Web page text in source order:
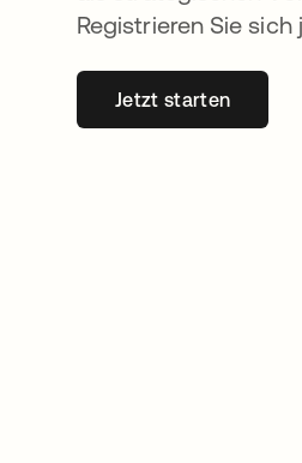
Registrieren Sie sich
Jetzt starten
wird in einer